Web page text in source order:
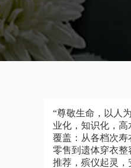
“尊敬生命，以人
业化，知识化，
覆盖：从各档次
零售到遗体穿衣
推荐，殡仪起灵，